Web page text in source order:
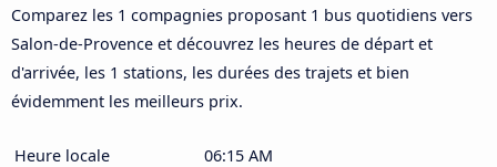
Comparez les 1 compagnies proposant 1 bus quotidiens vers
Salon-de-Provence et découvrez les heures de départ et
d'arrivée, les 1 stations, les durées des trajets et bien
évidemment les meilleurs prix.
Heure locale
06:15 AM